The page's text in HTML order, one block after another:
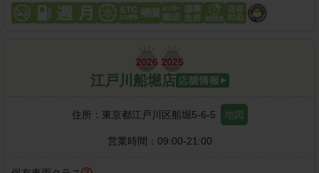
江戸川船堀店
住所： 東京都江戸川区船堀5-6-5 地図
営業時間： 09:00-21:00